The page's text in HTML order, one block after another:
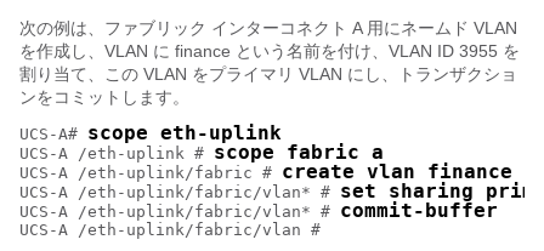
次の例は、ファブリック インターコネクト A 用にネームド VLAN
を作成し、VLAN に finance という名前を付け、VLAN ID 3955 を
割り当て、この VLAN をプライマリ VLAN にし、トランザクショ
ンをコミットします。
UCS-A# scope eth-uplink
UCS-A /eth-uplink # scope fabric a
UCS-A /eth-uplink/fabric # create vlan finance
UCS-A /eth-uplink/fabric/vlan* # set sharing
UCS-A /eth-uplink/fabric/vlan* # commit-buffer